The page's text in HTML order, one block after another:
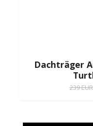
Dachträger
239 EUR